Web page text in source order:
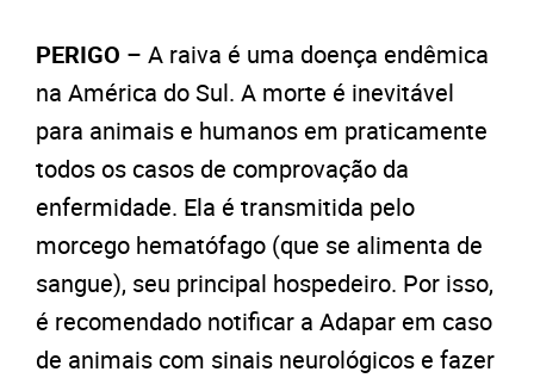
PERIGO – A raiva é uma doença endêmica
na América do Sul. A morte é inevitável
para animais e humanos em praticamente
todos os casos de comprovação da
enfermidade. Ela é transmitida pelo
morcego hematófago (que se alimenta de
sangue), seu principal hospedeiro. Por isso,
é recomendado notificar a Adapar em caso
de animais com sinais neurológicos e fazer